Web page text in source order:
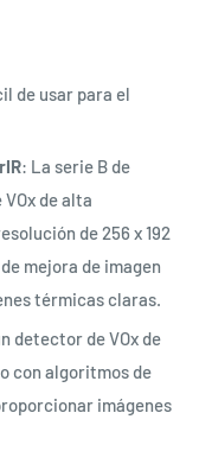
de usar para el
: La serie B de
de alta
de 256 x 192
mejora de imagen
térmicas claras.
detector de VOx de
con algoritmos de
imágenes